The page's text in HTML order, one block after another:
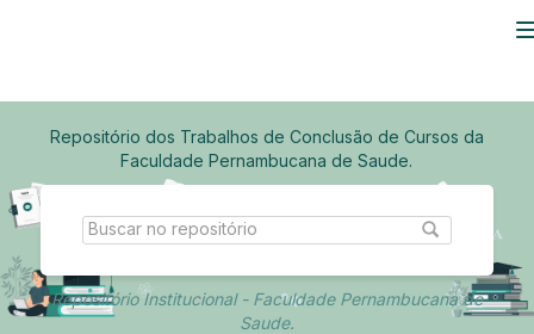
Repositório dos Trabalhos de Conclusão de Cursos da
Faculdade Pernambucana de Saude.
Repositório Institucional - Faculdade Pernambucana de
Saude.